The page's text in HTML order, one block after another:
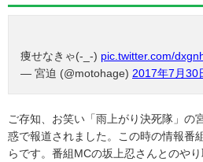
痩せなきゃ(-_-) pic.twitter.com/
— 宮迫 (@motohage) 2017年7月30
ご存知、お笑い「雨上がり決死隊」の
惑で報道されました。この時の情報番
らです。番組MCの坂上忍さんとのやり